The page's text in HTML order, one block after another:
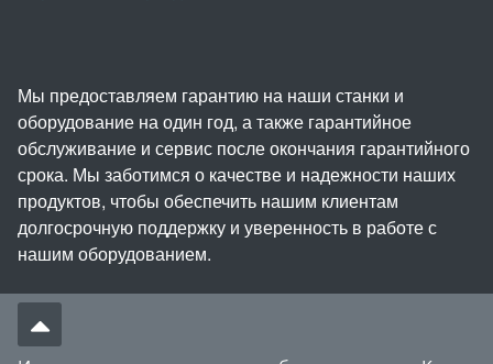
Мы предоставляем гарантию на наши станки и
оборудование на один год, а также гарантийное
обслуживание и сервис после окончания гарантийного
срока. Мы заботимся о качестве и надежности наших
продуктов, чтобы обеспечить нашим клиентам
долгосрочную поддержку и уверенность в работе с
нашим оборудованием.